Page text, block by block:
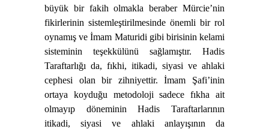
büyük bir fakih olmakla beraber Mürcie’nin
fikirlerinin sistemleştirilmesinde önemli bir rol
oynamış ve İmam Maturidi gibi birisinin kelami
sisteminin teşekkülünü sağlamıştır. Hadis
Taraftarlığı da, fıkhi, itikadi, siyasi ve ahlaki
cephesi olan bir zihniyettir. İmam Şafi’inin
ortaya koyduğu metodoloji sadece fıkha ait
olmayıp döneminin Hadis Taraftarlarının
itikadi, siyasi ve ahlaki anlayışının da